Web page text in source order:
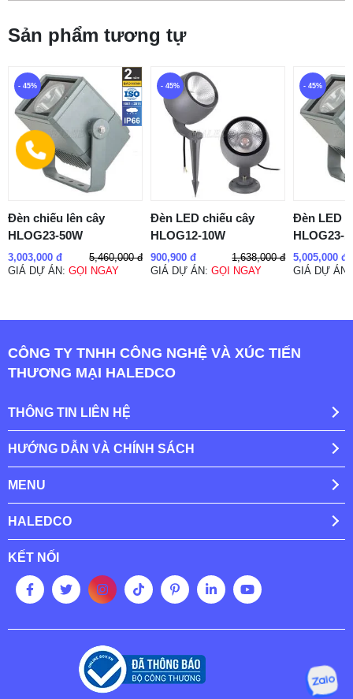
Sản phẩm tương tự
- 45%
Đèn chiếu lên cây
HLOG23-50W
3,003,000 đ
5,460,000 đ
GIÁ DỰ ÁN: GỌI NGAY
- 45%
Đèn LED chiếu cây
HLOG12-10W
900,900 đ
1,638,000 đ
GIÁ DỰ ÁN:GỌI NGAY
- 45%
Đèn LED
HLOG23-
5,005,000 đ
GIÁ DỰ
CÔNG TY TNHH CÔNG NGHỆ VÀ XÚC TIẾN
THƯƠNG MẠI HALEDCO
THÔNG TIN LIÊN HỆ
HƯỚNG DẪN VÀ CHÍNH SÁCH
MENU
HALEDCO
KẾT NỐI